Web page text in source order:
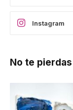
Instagram
No te pierdas